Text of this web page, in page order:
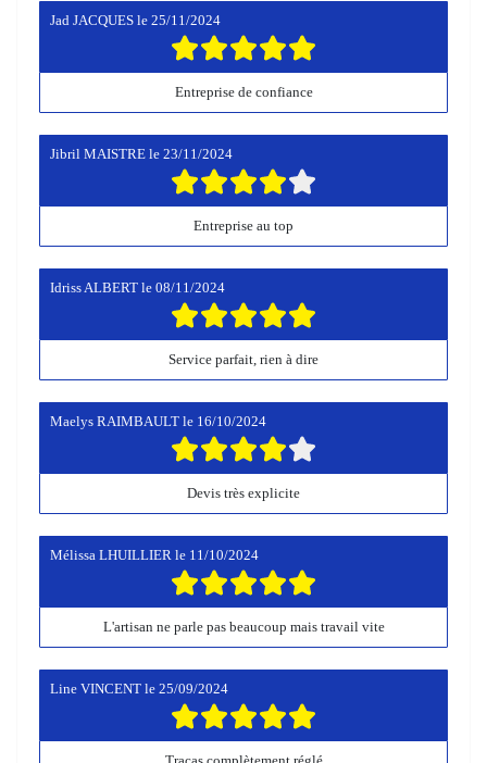
Jad JACQUES le 25/11/2024
Entreprise de confiance
Jibril MAISTRE le 23/11/2024
Entreprise au top
Idriss ALBERT le 08/11/2024
Service parfait, rien à dire
Maelys RAIMBAULT le 16/10/2024
Devis très explicite
Mélissa LHUILLIER le 11/10/2024
L'artisan ne parle pas beaucoup mais travail vite
Line VINCENT le 25/09/2024